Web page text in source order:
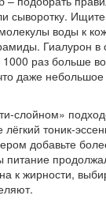
сыворотку.
воды к
Гиалурон в
раз больше
даже небольшое
добавьте
питание
к жирности,